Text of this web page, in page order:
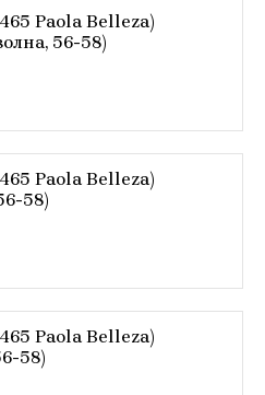
Paola Belleza)
56-58)
Paola Belleza)
58)
Paola Belleza)
58)